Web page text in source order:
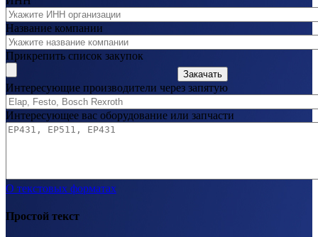
Название компании
Прикрепить список закупок
Закачать
Интересующие производители через запятую
Интересующее вас оборудование или запчасти
О текстовых форматах
Простой текст